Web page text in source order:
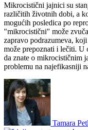
Mikrocistični jajnici su
različitih životnih dobi, a
mogućih posledica po
"mikrocistični" može
zapravo podrazumeva,
može prepoznati i lečiti. U
da znate o mikrocističnim
problemu na najefikasniji
Tamara